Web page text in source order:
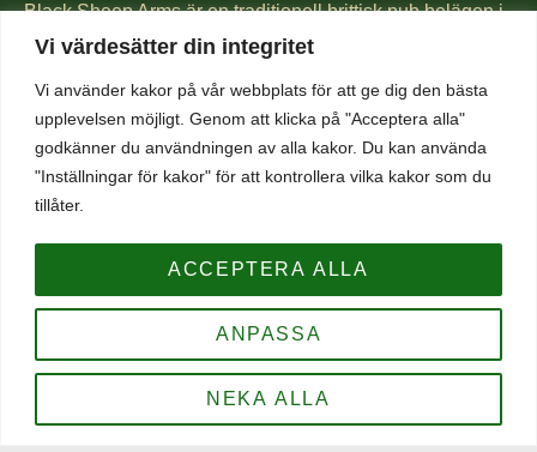
Vi värdesätter din integritet
Vi använder kakor på vår webbplats för att ge dig den bästa
upplevelsen möjligt. Genom att klicka på "Acceptera alla"
godkänner du användningen av alla kakor. Du kan använda
"Inställningar för kakor" för att kontrollera vilka kakor som du
tillåter.
ANPASSA
NEKA ALLA
ACCEPTERA ALLA
Black Sheep Arms är en traditionell brittisk pub belägen i
hjärtat av Visby innerstad. Hos oss kan ni avnjuta brittisk
Chips och även för våra hamburgare gjorda på gotländskt
högrev. Vi har även ett brett utbud av öl och whiskey. Vad
sägs om lokal öl från någon av öns mikrobryggerier, eller
kanske en Guinness? Kom in och njut av vår härliga
atmosfär som får så många gäster att komma åter och åter
igen.
Öppettider
Måndag - Torsdag 16–00
Fredag - Lördag 16–01
Söndag 16-23